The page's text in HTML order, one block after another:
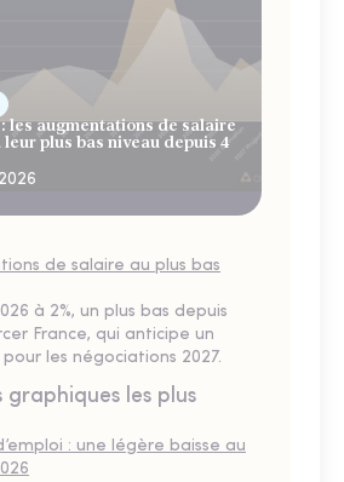
: les augmentations de salaire
plus bas niveau depuis 4
de salaire au plus bas
à 2%, un plus bas depuis
France, qui anticipe un
les négociations 2027.
graphiques les plus
: une légère baisse au